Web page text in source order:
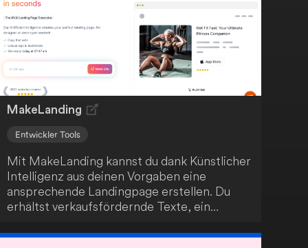
MakeLanding
Entwickler Tools
Mit MakeLanding kannst du dank Künstlicher
Intelligenz aus deinen Vorgaben eine
ansprechende Landingpage erstellen. Du
erhältst verkaufsfördernde Texte, ein
attraktive Vorlagen. Nutze diese Möglichkeit,